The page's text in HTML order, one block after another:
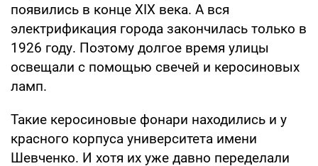
появились в конце XIX века. А вся
электрификация города закончилась только в
1926 году. Поэтому долгое время улицы
освещали с помощью свечей и керосиновых
ламп.
Такие керосиновые фонари находились и у
красного корпуса университета имени
Шевченко. И хотя их уже давно переделали